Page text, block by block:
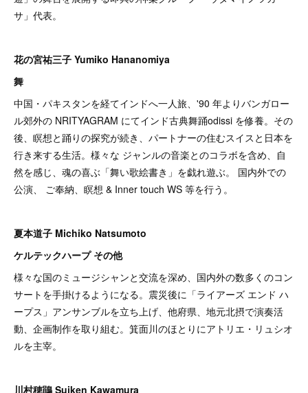
サ」代表。
花の宮祐三子 Yumiko Hananomiya
舞
中国・パキスタンを経てインドへ一人旅、'90 年よりバンガロー
ル郊外の NRITYAGRAM にてインド古典舞踊odissi を修養。その
後、瞑想と踊りの探究が続き、パートナーの住むスイスと日本を
行き来する生活。様々な ジャンルの音楽とのコラボを含め、自
然を感じ、魂の喜ぶ「舞い歌絵書き」を戯れ遊ぶ。 国内外での
公演、 ご奉納、瞑想 & Inner touch WS 等を行う。
夏本道子 Michiko Natsumoto
ケルテックハープ その他
様々な国のミュージシャンと交流を深め、国内外の数多くのコン
サートを手掛けるようになる。震災後に「ライアーズ エンド ハ
ープス」アンサンブルを立ち上げ、他府県、地元北摂で演奏活
動、企画制作を取り組む。箕面川のほとりにアトリエ・リュシオ
ルを主宰。
川村穂鵑 Suiken Kawamura